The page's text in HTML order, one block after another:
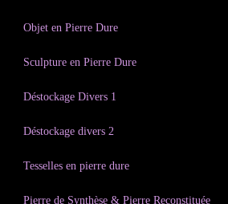
Objet en Pierre Dure
Sculpture en Pierre Dure
Déstockage Divers 1
Déstockage divers 2
Tesselles en pierre dure
Pierre de Synthèse & Pierre Reconstituée